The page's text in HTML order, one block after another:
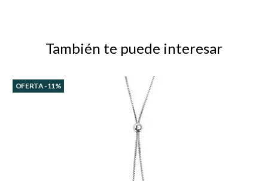
También te puede interesar
OFERTA -11%